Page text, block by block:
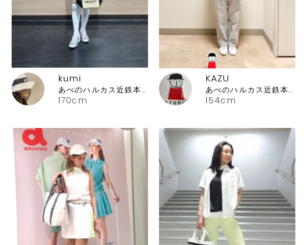
170cm
kumi
あべのハルカス近鉄本店 アルチビオ・ピッコーネクラブ
154cm
KAZU
あべのハルカス近鉄本店 ピッコーネ